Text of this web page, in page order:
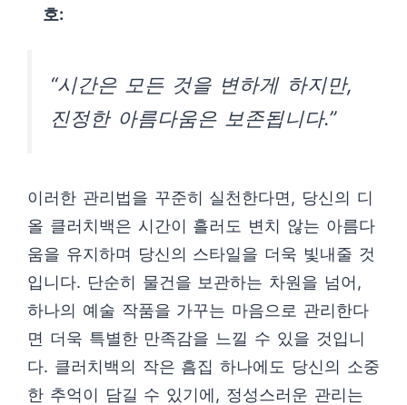
호:
“시간은 모든 것을 변하게 하지만,
진정한 아름다움은 보존됩니다.”
이러한 관리법을 꾸준히 실천한다면, 당신의 디
올 클러치백은 시간이 흘러도 변치 않는 아름다
움을 유지하며 당신의 스타일을 더욱 빛내줄 것
입니다. 단순히 물건을 보관하는 차원을 넘어,
하나의 예술 작품을 가꾸는 마음으로 관리한다
면 더욱 특별한 만족감을 느낄 수 있을 것입니
다. 클러치백의 작은 흠집 하나에도 당신의 소중
한 추억이 담길 수 있기에, 정성스러운 관리는